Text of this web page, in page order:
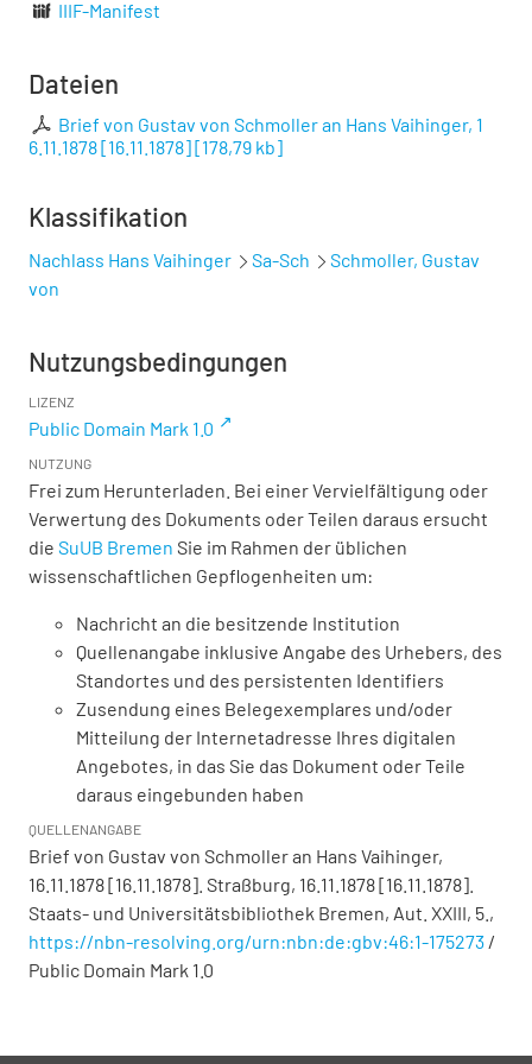
IIIF-Manifest
Dateien
Brief von Gustav von Schmoller an Hans Vaihinger, 1
6.11.1878 [16.11.1878][178,79 kb]
Klassifikation
Nachlass Hans Vaihinger Sa-Sch
Schmoller, Gustav
von
Nutzungsbedingungen
LIZENZ
Public Domain Mark 1.0
NUTZUNG
Frei zum Herunterladen. Bei einer Vervielfältigung oder
Verwertung des Dokuments oder Teilen daraus ersucht
die SuUB Bremen Sie im Rahmen der üblichen
wissenschaftlichen Gepflogenheiten um:
Nachricht an die besitzende Institution
Quellenangabe inklusive Angabe des Urhebers, des
Standortes und des persistenten Identifiers
Zusendung eines Belegexemplares und/oder
Mitteilung der Internetadresse Ihres digitalen
Angebotes, in das Sie das Dokument oder Teile
daraus eingebunden haben
QUELLENANGABE
Brief von Gustav von Schmoller an Hans Vaihinger,
16.11.1878 [16.11.1878]. Straßburg, 16.11.1878 [16.11.1878].
Staats- und Universitätsbibliothek Bremen, Aut. XXIII, 5. ,
https://nbn-resolving.org/urn:nbn:de:gbv:46:1-175273 /
Public Domain Mark 1.0